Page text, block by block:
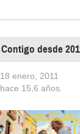
Contigo desde
18 enero, 2011
hace 15,6 años.